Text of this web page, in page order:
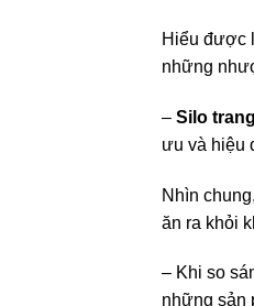
Hiểu được
những
– Silo
ưu và hiệu
Nhìn
ăn ra khỏi
– Khi so
những sản